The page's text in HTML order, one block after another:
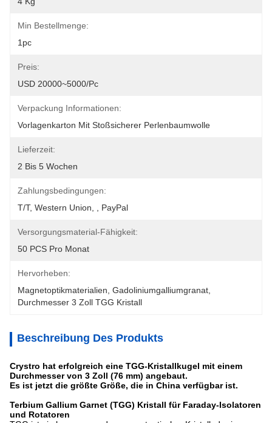
Min Bestellmenge:
1pc
Preis:
USD 20000~5000/pc
Verpackung Informationen:
Vorlagenkarton Mit Stoßsicherer Perlenbaumwolle
Lieferzeit:
2 Bis 5 Wochen
Zahlungsbedingungen:
T/T, Western Union, , PayPal
Versorgungsmaterial-Fähigkeit:
50 PCS Pro Monat
Hervorheben:
Magnetoptikmaterialien Gadoliniumgalliumgranat
Durchmesser 3 Zoll TGG Kristall
Beschreibung Des Produkts
Crystro hat erfolgreich eine TGG-Kristallkugel mit einem
Durchmesser von 3 Zoll (76 mm) angebaut.
Es ist jetzt die größte Größe, die in China verfügbar ist.
Terbium Gallium Garnet (TGG) Kristall für Faraday-Isolatoren
und Rotatoren